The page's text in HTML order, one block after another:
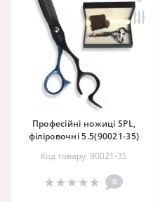
Професійні ножиці SPL,
філіровочні 5.5(90021-35)
Код товару: 90021-35
0